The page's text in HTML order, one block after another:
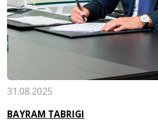
31.08.2025
BAYRAM TABRIGI